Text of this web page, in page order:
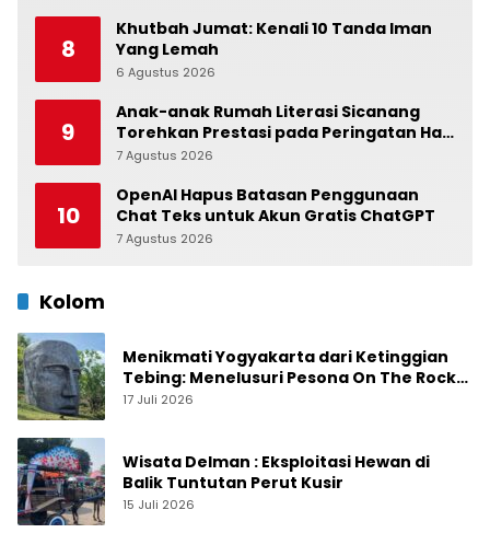
8
Khutbah Jumat: Kenali 10 Tanda Iman
Yang Lemah
6 Agustus 2026
9
Anak-anak Rumah Literasi Sicanang
Torehkan Prestasi pada Peringatan Hari
Anak Nasional di Kecamatan Medan
7 Agustus 2026
10
OpenAI Hapus Batasan Penggunaan
Chat Teks untuk Akun Gratis ChatGPT
7 Agustus 2026
Kolom
Menikmati Yogyakarta dari Ketinggian
Tebing: Menelusuri Pesona On The Rock
Jogja yang Sedang Naik Daun
17 Juli 2026
Wisata Delman : Eksploitasi Hewan di
Balik Tuntutan Perut Kusir
15 Juli 2026